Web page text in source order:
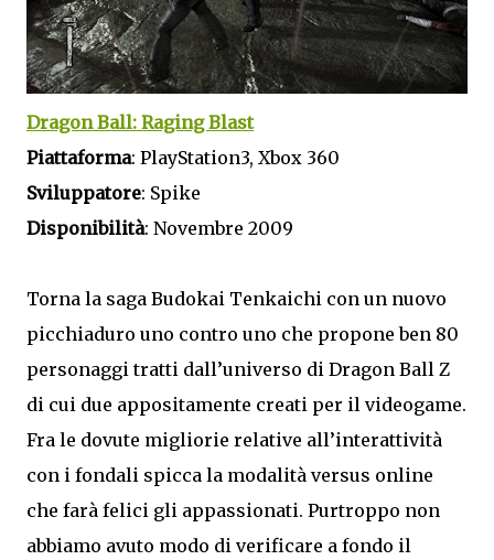
Dragon Ball: Raging Blast
Piattaforma: PlayStation3, Xbox 360
Sviluppatore: Spike
Disponibilità: Novembre 2009
Torna la saga Budokai Tenkaichi con un nuovo
picchiaduro uno contro uno che propone ben 80
personaggi tratti dall’universo di Dragon Ball Z
di cui due appositamente creati per il videogame.
Fra le dovute migliorie relative all’interattività
con i fondali spicca la modalità versus online
che farà felici gli appassionati. Purtroppo non
abbiamo avuto modo di verificare a fondo il